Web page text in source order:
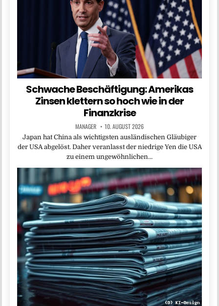
Schwache Beschäftigung: Amerikas
Zinsen klettern so hoch wie in der
Finanzkrise
MANAGER 10. AUGUST 2026
Japan hat China als wichtigsten ausländischen Gläubiger
der USA abgelöst. Daher veranlasst der niedrige Yen die USA
zu einem ungewöhnlichen…